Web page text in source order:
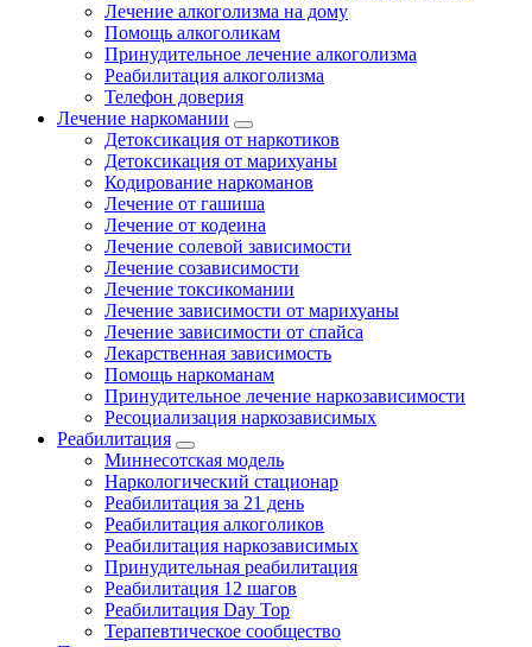
Лечение алкоголизма на дому
Помощь алкоголикам
Принудительное лечение алкоголизма
Реабилитация алкоголизма
Телефон доверия
Лечение наркомании
Детоксикация от наркотиков
Детоксикация от марихуаны
Кодирование наркоманов
Лечение от гашиша
Лечение от кодеина
Лечение солевой зависимости
Лечение созависимости
Лечение токсикомании
Лечение зависимости от марихуаны
Лечение зависимости от спайса
Лекарственная зависимость
Помощь наркоманам
Принудительное лечение наркозависимости
Ресоциализация наркозависимых
Реабилитация
Миннесотская модель
Наркологический стационар
Реабилитация за 21 день
Реабилитация алкоголиков
Реабилитация наркозависимых
Принудительная реабилитация
Реабилитация 12 шагов
Реабилитация Day Top
Терапевтическое сообщество